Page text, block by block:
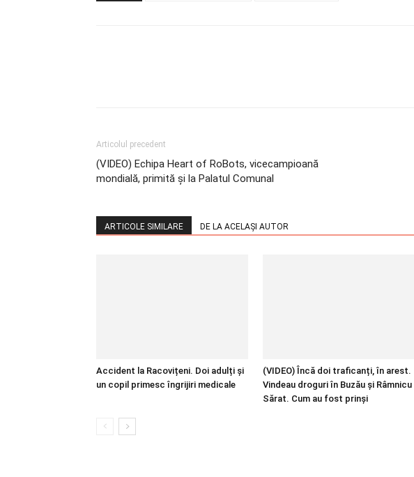
Articolul precedent
(VIDEO) Echipa Heart of RoBots, vicecampioană
mondială, primită și la Palatul Comunal
ARTICOLE SIMILARE DE LA ACELAȘI AUTOR
Accident la Racovițeni. Doi adulți și
un copil primesc îngrijiri medicale
(VIDEO) Încă doi traficanți, în arest.
Vindeau droguri în Buzău și Râmnicu
Sărat. Cum au fost prinși